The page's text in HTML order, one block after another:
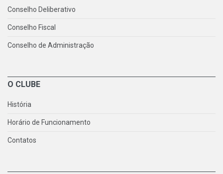
Conselho Deliberativo
Conselho Fiscal
Conselho de Administração
O CLUBE
História
Horário de Funcionamento
Contatos